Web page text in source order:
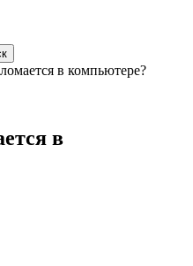
в компьютере?
в